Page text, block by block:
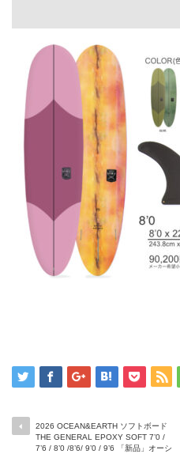
2026 OCEAN&EARTH ソフトボード
THE GENERAL EPOXY SOFT 7’0 /
7’6 / 8’0 /8’6/ 9’0 / 9’6 「新品」オーシ